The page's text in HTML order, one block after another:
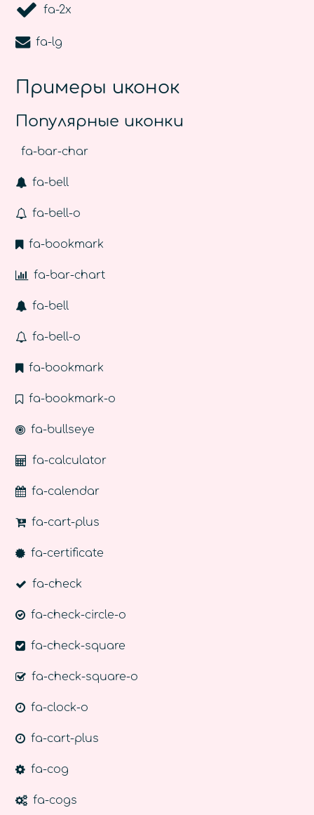
fa-2x
fa-lg
Примеры иконок
Популярные иконки
fa-bar-char
fa-bell
fa-bell-o
fa-bookmark
fa-bar-chart
fa-bell
fa-bell-o
fa-bookmark
fa-bookmark-o
fa-bullseye
fa-calculator
fa-calendar
fa-cart-plus
fa-certificate
fa-check
fa-check-circle-o
fa-check-square
fa-check-square-o
fa-clock-o
fa-cart-plus
fa-cog
fa-cogs